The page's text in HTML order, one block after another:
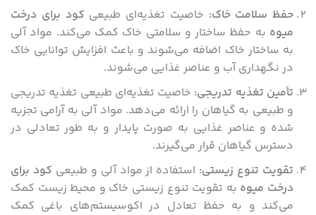
حفظ سلامت خاک: خاصیت تغذیه‌ای طبیعی کود برای درخت
میوه به حفظ ساختار و سلامتی خاک کمک می‌کند. مواد آلی
به ساختار خاک اضافه می‌شوند و باعث افزایش توانایی خاک
در نگهداری آب و عناصر غذایی می‌شوند.
تأمین تغذیه تدریجی: خاصیت تغذیه‌ای طبیعی تغذیه تدریجی
و طبیعی به گیاهان را ارائه می‌دهد. مواد آلی به آرامی تجزیه
شده و عناصر غذایی به صورت پایدار و به طور تعادلی در
دسترس گیاهان قرار می‌گیرند.
تقویت تنوع زیستی: استفاده از مواد آلی و طبیعی کود برای
درخت میوه به تقویت تنوع زیستی خاک و محیط زیست کمک
می‌کند و به حفظ تعادل در اکوسیستم‌های باغی کمک